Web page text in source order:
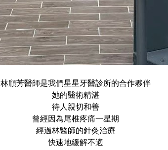
林頎芳醫師是我們星星牙醫診所的合作夥伴
她的醫術精湛
待人親切和善
曾經因為尾椎疼痛一星期
經過林醫師的針灸治療
快速地緩解不適